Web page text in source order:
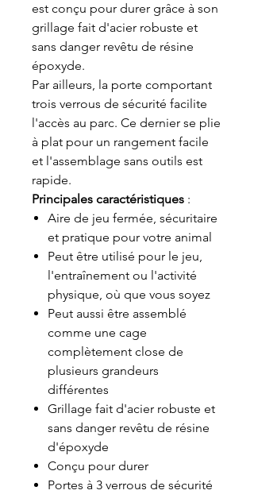
est conçu pour durer grâce à son
grillage fait d'acier robuste et
sans danger revêtu de résine
époxyde.
Par ailleurs, la porte comportant
trois verrous de sécurité facilite
l'accès au parc. Ce dernier se plie
à plat pour un rangement facile
et l'assemblage sans outils est
rapide.
Principales caractéristiques :
Aire de jeu fermée, sécuritaire
et pratique pour votre animal
Peut être utilisé pour le jeu,
l'entraînement ou l'activité
physique, où que vous soyez
Peut aussi être assemblé
comme une cage
complètement close de
plusieurs grandeurs
différentes
Grillage fait d'acier robuste et
sans danger revêtu de résine
d'époxyde
Conçu pour durer
Portes à 3 verrous de sécurité